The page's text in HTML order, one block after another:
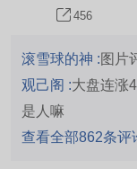
456
滚雪球的神 :图片
观己阁 :大盘连涨
是人嘛